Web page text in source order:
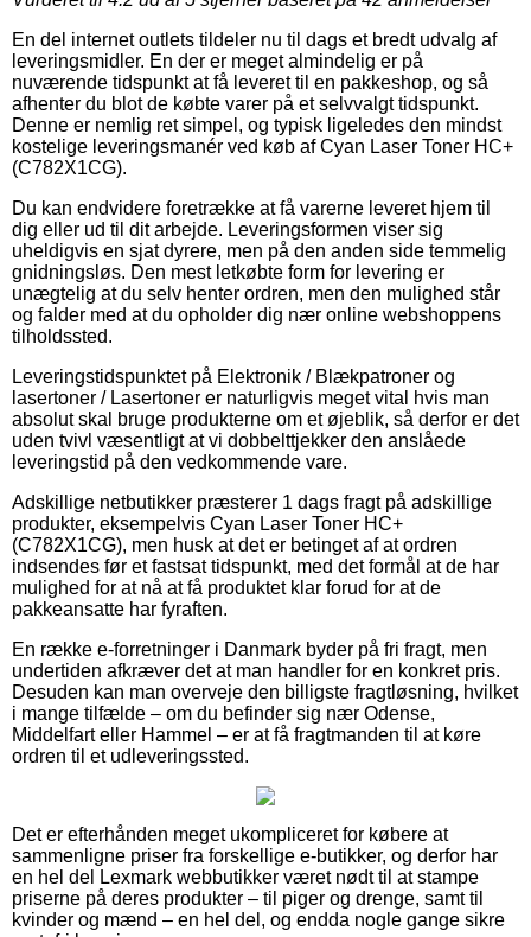
En del internet outlets tildeler nu til dags et bredt udvalg af
leveringsmidler. En der er meget almindelig er på
nuværende tidspunkt at få leveret til en pakkeshop, og så
afhenter du blot de købte varer på et selvvalgt tidspunkt.
Denne er nemlig ret simpel, og typisk ligeledes den mindst
kostelige leveringsmanér ved køb af Cyan Laser Toner HC+
(C782X1CG).
Du kan endvidere foretrække at få varerne leveret hjem til
dig eller ud til dit arbejde. Leveringsformen viser sig
uheldigvis en sjat dyrere, men på den anden side temmelig
gnidningsløs. Den mest letkøbte form for levering er
unægtelig at du selv henter ordren, men den mulighed står
og falder med at du opholder dig nær online webshoppens
tilholdssted.
Leveringstidspunktet på Elektronik / Blækpatroner og
lasertoner / Lasertoner er naturligvis meget vital hvis man
absolut skal bruge produkterne om et øjeblik, så derfor er det
uden tvivl væsentligt at vi dobbelttjekker den anslåede
leveringstid på den vedkommende vare.
Adskillige netbutikker præsterer 1 dags fragt på adskillige
produkter, eksempelvis Cyan Laser Toner HC+
(C782X1CG), men husk at det er betinget af at ordren
indsendes før et fastsat tidspunkt, med det formål at de har
mulighed for at nå at få produktet klar forud for at de
pakkeansatte har fyraften.
En række e-forretninger i Danmark byder på fri fragt, men
undertiden afkræver det at man handler for en konkret pris.
Desuden kan man overveje den billigste fragtløsning, hvilket
i mange tilfælde – om du befinder sig nær Odense,
Middelfart eller Hammel – er at få fragtmanden til at køre
ordren til et udleveringssted.
Det er efterhånden meget ukompliceret for købere at
sammenligne priser fra forskellige e-butikker, og derfor har
en hel del Lexmark webbutikker været nødt til at stampe
priserne på deres produkter – til piger og drenge, samt til
kvinder og mænd – en hel del, og endda nogle gange sikre